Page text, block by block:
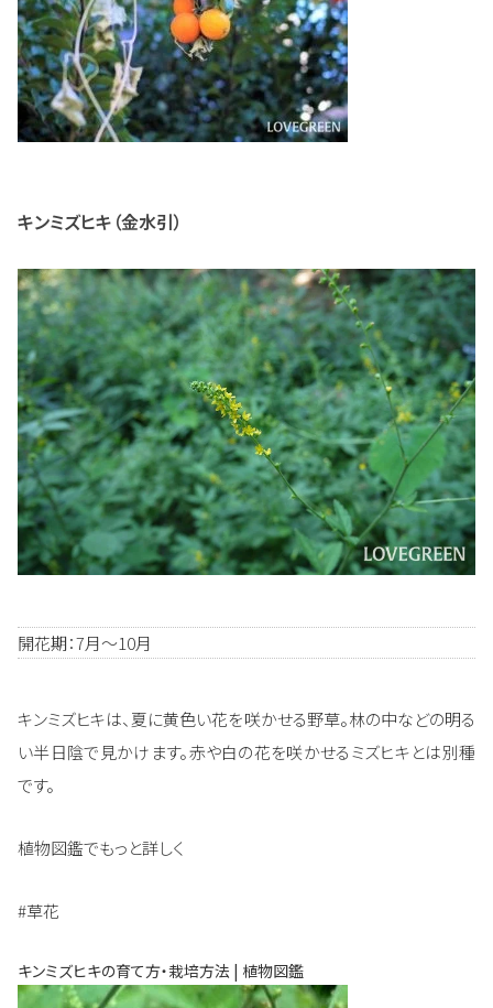
キンミズヒキ（金水引）
開花期：7月～10月
キンミズヒキは、夏に黄色い花を咲かせる野草。林の中などの明る
い半日陰で見かけます。赤や白の花を咲かせるミズヒキとは別種
です。
植物図鑑でもっと詳しく
#草花
キンミズヒキの育て方・栽培方法 | 植物図鑑